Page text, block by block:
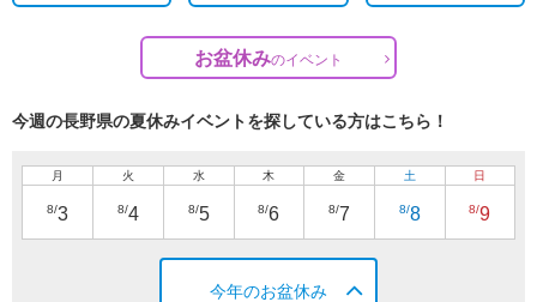
お盆休みのイベント
今週の長野県の夏休みイベントを探している方はこちら！
月
8/3
火
8/4
水
8/5
木
8/6
金
8/7
土
8/8
日
8/9
今年のお盆休み